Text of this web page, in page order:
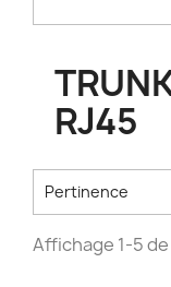
RJ45
Pertinence
Affichage 1-5